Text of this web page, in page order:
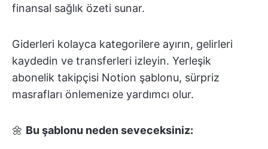
finansal sağlık özeti sunar.
Giderleri kolayca kategorilere ayırın, gelirleri
kaydedin ve transferleri izleyin. Yerleşik
abonelik takipçisi Notion şablonu, sürpriz
masrafları önlemenize yardımcı olur.
🌼 Bu şablonu neden seveceksiniz: